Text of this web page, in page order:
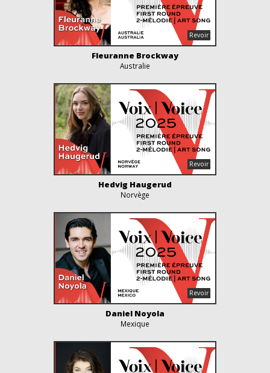
Fleuranne Brockway
Australie
Hedvig Haugerud
Norvège
Daniel Noyola
Mexique